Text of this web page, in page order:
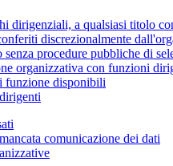
dirigenziali, a qualsiasi titolo
discrezionalmente
senza procedure pubbliche di
organizzativa con funzioni
funzione disponibili
comunicazione dei dati